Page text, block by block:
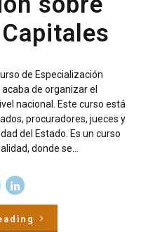
de Especialización
de organizar el
nacional. Este curso está
procuradores, jueces y
del Estado. Es un curso
donde se...